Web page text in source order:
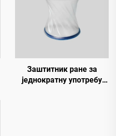
Заштитник ране за
једнократну употребу